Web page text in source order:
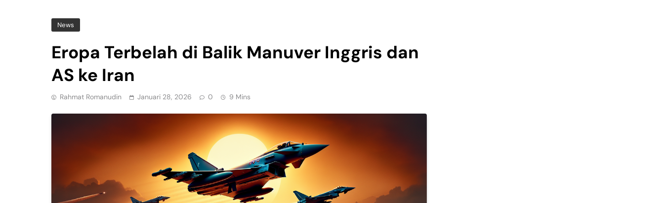
News
Eropa Terbelah di Balik Manuver Inggris dan
AS ke Iran
Rahmat Romanudin Januari 28, 2026 0 9 Mins